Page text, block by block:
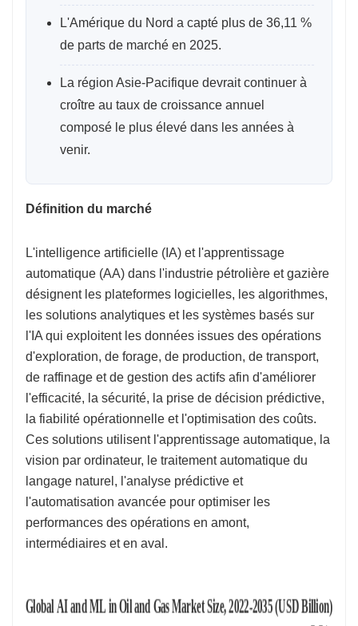
L'Amérique du Nord a capté plus de 36,11 %
de parts de marché en 2025.
La région Asie-Pacifique devrait continuer à
croître au taux de croissance annuel
composé le plus élevé dans les années à
venir.
Définition du marché
L'intelligence artificielle (IA) et l'apprentissage
automatique (AA) dans l'industrie pétrolière et gazière
désignent les plateformes logicielles, les algorithmes,
les solutions analytiques et les systèmes basés sur
l'IA qui exploitent les données issues des opérations
d'exploration, de forage, de production, de transport,
de raffinage et de gestion des actifs afin d'améliorer
l'efficacité, la sécurité, la prise de décision prédictive,
la fiabilité opérationnelle et l'optimisation des coûts.
Ces solutions utilisent l'apprentissage automatique, la
vision par ordinateur, le traitement automatique du
langage naturel, l'analyse prédictive et
l'automatisation avancée pour optimiser les
performances des opérations en amont,
intermédiaires et en aval.